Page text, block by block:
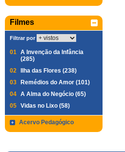
Filmes
Filtrar por
01 A Invenção da Infância
(285)
02
Ilha das Flores (238)
03
Remédios do Amor (101)
04 A Alma do Negócio (65)
05 Vidas no Lixo (58)
Acervo Pedagógico